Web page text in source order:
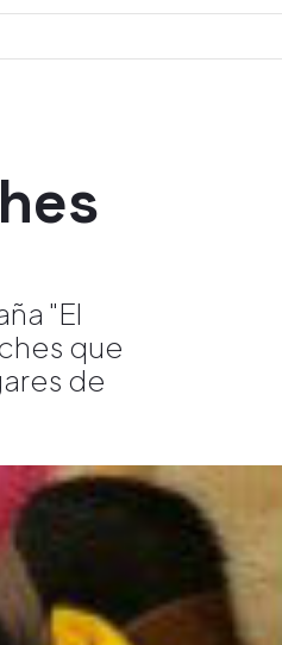
"El
que
de